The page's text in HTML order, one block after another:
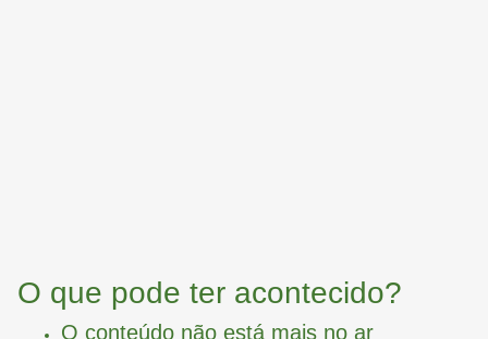
O que pode ter acontecido?
O conteúdo não está mais no ar